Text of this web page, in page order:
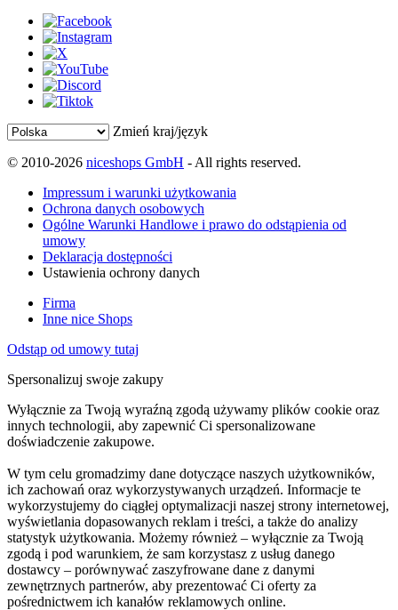
Zmień kraj/język
© 2010-2026 niceshops GmbH - All rights reserved.
Impressum i warunki użytkowania
Ochrona danych osobowych
Ogólne Warunki Handlowe i prawo do odstąpienia od
umowy
Deklaracja dostępności
Ustawienia ochrony danych
Firma
Inne nice Shops
Odstąp od umowy tutaj
Spersonalizuj swoje zakupy
Wyłącznie za Twoją wyraźną zgodą używamy plików cookie oraz
innych technologii, aby zapewnić Ci spersonalizowane
doświadczenie zakupowe.
W tym celu gromadzimy dane dotyczące naszych użytkowników,
ich zachowań oraz wykorzystywanych urządzeń. Informacje te
wykorzystujemy do ciągłej optymalizacji naszej strony internetowej,
wyświetlania dopasowanych reklam i treści, a także do analizy
statystyk użytkowania. Możemy również – wyłącznie za Twoją
zgodą i pod warunkiem, że sam korzystasz z usług danego
dostawcy – porównywać zaszyfrowane dane z danymi
zewnętrznych partnerów, aby prezentować Ci oferty za
pośrednictwem ich kanałów reklamowych online.